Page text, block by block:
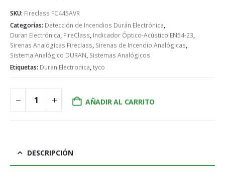
SKU: Fireclass FC445AVR
Categorías: Detección de Incendios Durán Electrónica,
Duran Electrónica, FireClass, Indicador Óptico-Acústico EN54-23,
Sirenas Analógicas Fireclass, Sirenas de Incendio Analógicas,
Sistema Analógico DURAN, Sistemas Analógicos
Etiquetas: Duran Electronica,tyco
AÑADIR AL CARRITO
DESCRIPCIÓN